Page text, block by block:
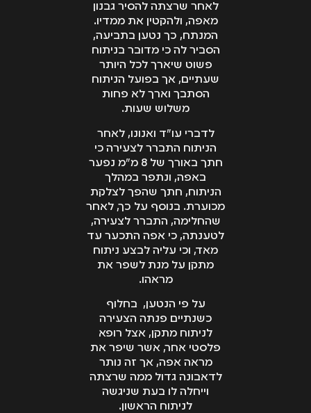
לאחר שרצתה להסיר גבנון
מאפה, ולהקטין את ממדיו.
המנתח, כך נטען בתביעה,
הסביר לה כי מדובר בניתוח
פשוט שיארך לכל היותר
שעתיים, אך בפועל הניתוח
הסתבך וארך לא פחות
משלוש שעות.
לדברי עו"ד ואנונו, לאחר
הניתוח התברר לצעירה כי
חתך באורך של 8 מ"מ נפער
באפה, ונתפר במהלך
הניתוח, חתך שהפך לצלקת
מכוערת. בנוסף על כך, לאחר
שהחלימה, התברר לצעירה,
לטענתה, כי אפה התכער עד
מאד, וכי עליה לבצע ניתוח
מתקן על מנת לשפר את
מראהו.
על פי הנטען, בחלוף
כשנתיים פנתה הצעירה
לניתוח מתקן, אצל רופא
פלסטי אחר, אשר שיפר את
מראה אפה, אך זה נותר
לדאבונה גדול ממה שרצתה
וייחלה לו בעת שניגשה
לניתוח הראשון.